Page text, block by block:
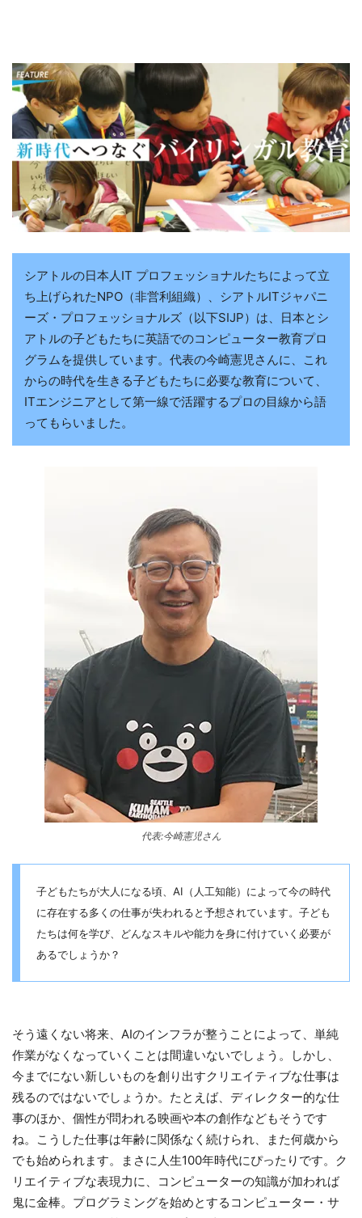
シアトルの日本人IT プロフェッショナルたちによって立
ち上げられたNPO（非営利組織）、シアトルITジャパニ
ーズ・プロフェッショナルズ（以下SIJP）は、日本とシ
アトルの子どもたちに英語でのコンピューター教育プロ
グラムを提供しています。代表の今崎憲児さんに、これ
からの時代を生きる子どもたちに必要な教育について、
ITエンジニアとして第一線で活躍するプロの目線から語
ってもらいました。
代表:今崎憲児さん
子どもたちが大人になる頃、AI（人工知能）によって今の時代
に存在する多くの仕事が失われると予想されています。子ども
たちは何を学び、どんなスキルや能力を身に付けていく必要が
あるでしょうか？
そう遠くない将来、AIのインフラが整うことによって、単純
作業がなくなっていくことは間違いないでしょう。しかし、
今までにない新しいものを創り出すクリエイティブな仕事は
残るのではないでしょうか。たとえば、ディレクター的な仕
事のほか、個性が問われる映画や本の創作などもそうです
ね。こうした仕事は年齢に関係なく続けられ、また何歳から
でも始められます。まさに人生100年時代にぴったりです。ク
リエイティブな表現力に、コンピューターの知識が加われば
鬼に金棒。プログラミングを始めとするコンピューター・サ